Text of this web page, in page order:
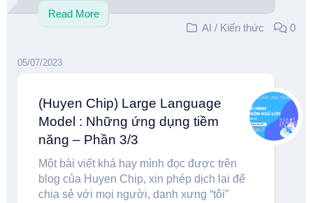
Read More
AI / Kiến thức 0
05/07/2023
(Huyen Chip) Large Language
Model : Những ứng dụng tiềm
năng – Phần 3/3
Một bài viết khá hay mình đọc được trên
blog của Huyen Chip, xin phép dịch lại để
chia sẻ với mọi người, danh xưng “tôi”